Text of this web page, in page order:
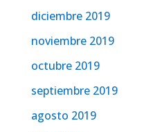
diciembre 2019
noviembre 2019
octubre 2019
septiembre 2019
agosto 2019